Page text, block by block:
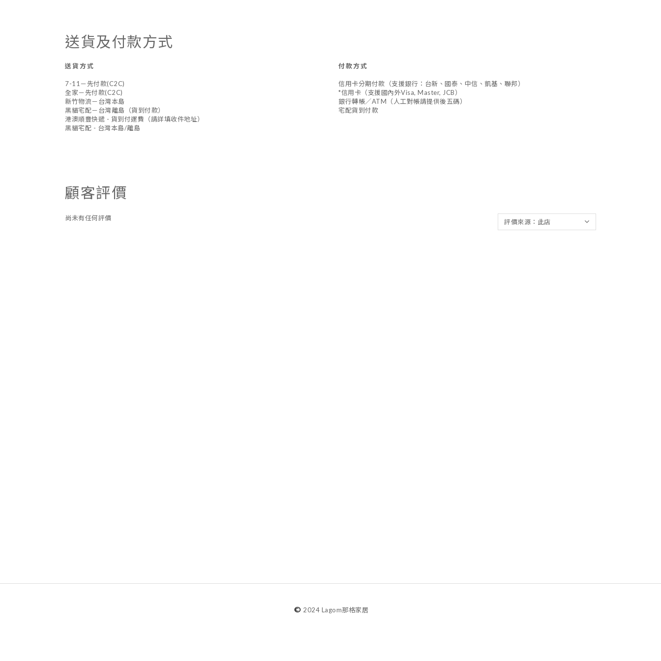
送貨及付款方式
送貨方式
7-11－先付款(C2C)
全家－先付款(C2C)
新竹物流－台灣本島
黑貓宅配－台灣離島（貨到付款）
港澳順豐快遞 - 貨到付運費（請詳填收件地址）
黑貓宅配 - 台灣本島/離島
付款方式
信用卡分期付款（支援銀行：台新、國泰、中信、凱基、聯邦）
*信用卡（支援國內外Visa, Master, JCB）
銀行轉帳／ATM（人工對帳請提供後五碼）
宅配貨到付款
顧客評價
尚未有任何評價
© 2024 Lagom那格家居